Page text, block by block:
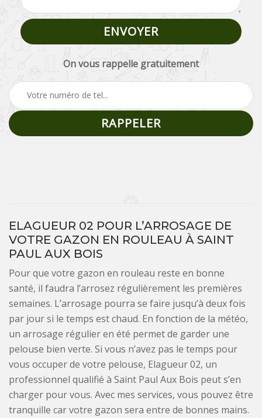
On vous rappelle gratuitement
ELAGUEUR 02 POUR L’ARROSAGE DE
VOTRE GAZON EN ROULEAU À SAINT
PAUL AUX BOIS
Pour que votre gazon en rouleau reste en bonne
santé, il faudra l’arrosez régulièrement les premières
semaines. L’arrosage pourra se faire jusqu’à deux fois
par jour si le temps est chaud. En fonction de la météo,
un arrosage régulier en été permet de garder une
pelouse bien verte. Si vous n’avez pas le temps pour
vous occuper de votre pelouse, Elagueur 02, un
professionnel qualifié à Saint Paul Aux Bois peut s’en
charger pour vous. Avec mes services, vous pouvez être
tranquille car votre gazon sera entre de bonnes mains.